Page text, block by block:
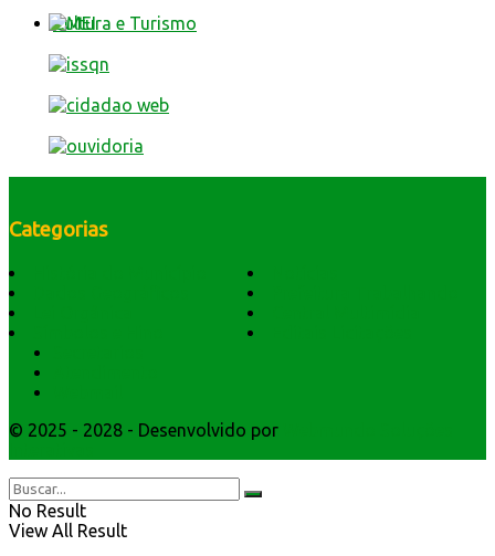
Cultura e Turismo
Categorias
© 2025 - 2028 - Desenvolvido por
No Result
View All Result